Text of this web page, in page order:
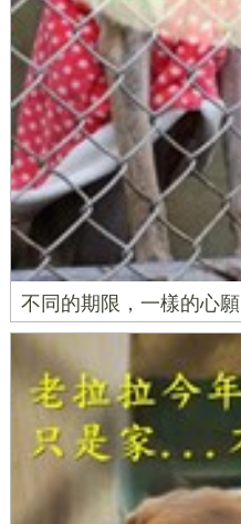
不同的期限，一樣的心願